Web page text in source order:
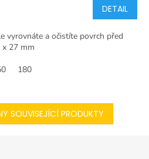
DETAIL
vyrovnáte a očistíte povrch před
x 27 mm
180
SOUVISEJÍCÍ PRODUKTY